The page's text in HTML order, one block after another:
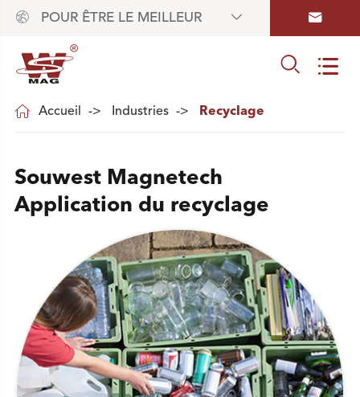
 POUR ÊTRE LE MEILLEUR  
 
 Accueil Industries Recyclage
Souwest Magnetech
Application du recyclage